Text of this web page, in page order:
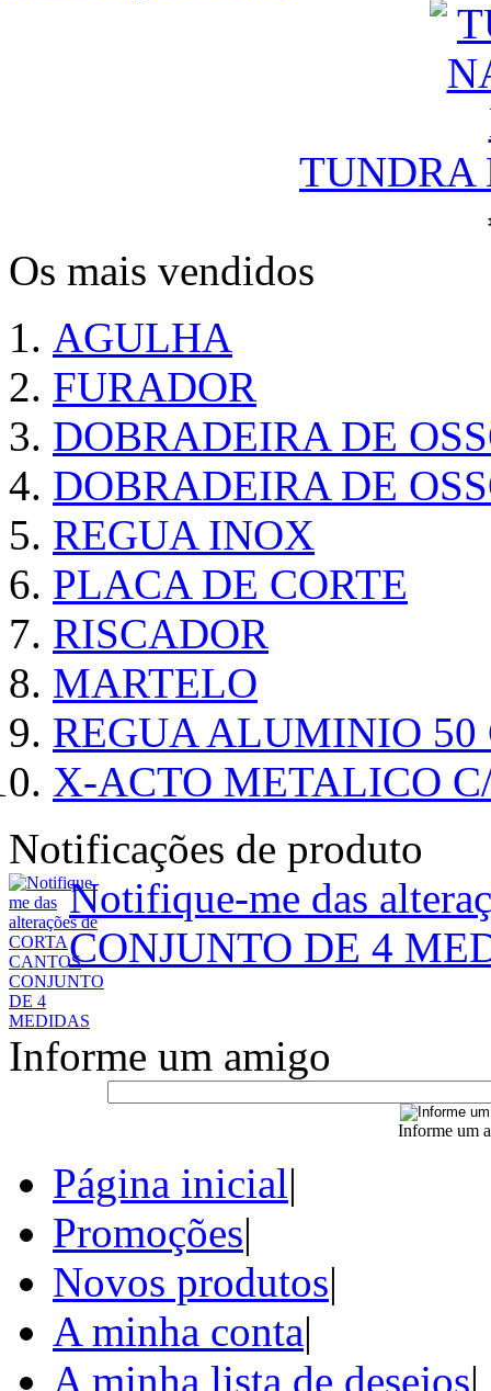
TUNDRA
Os mais vendidos
AGULHA
FURADOR
DOBRADEIRA DE
DOBRADEIRA DE
REGUA INOX
PLACA DE CORTE
RISCADOR
MARTELO
REGUA ALUMINIO 50
X-ACTO METALICO
Notificações de produto
Notifique-me das
CONJUNTO DE 4
Informe um amigo
Informe um
Página inicial|
Promoções|
Novos produtos|
A minha conta|
A minha lista de desejos|